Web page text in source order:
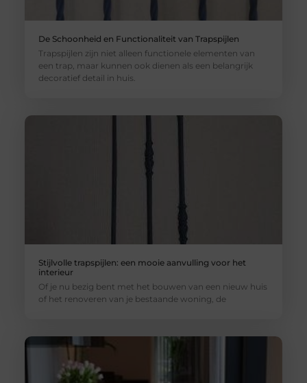
De Schoonheid en Functionaliteit van Trapspijlen
Trapspijlen zijn niet alleen functionele elementen van
een trap, maar kunnen ook dienen als een belangrijk
decoratief detail in huis.
Stijlvolle trapspijlen: een mooie aanvulling voor het
interieur
Of je nu bezig bent met het bouwen van een nieuw huis
of het renoveren van je bestaande woning, de